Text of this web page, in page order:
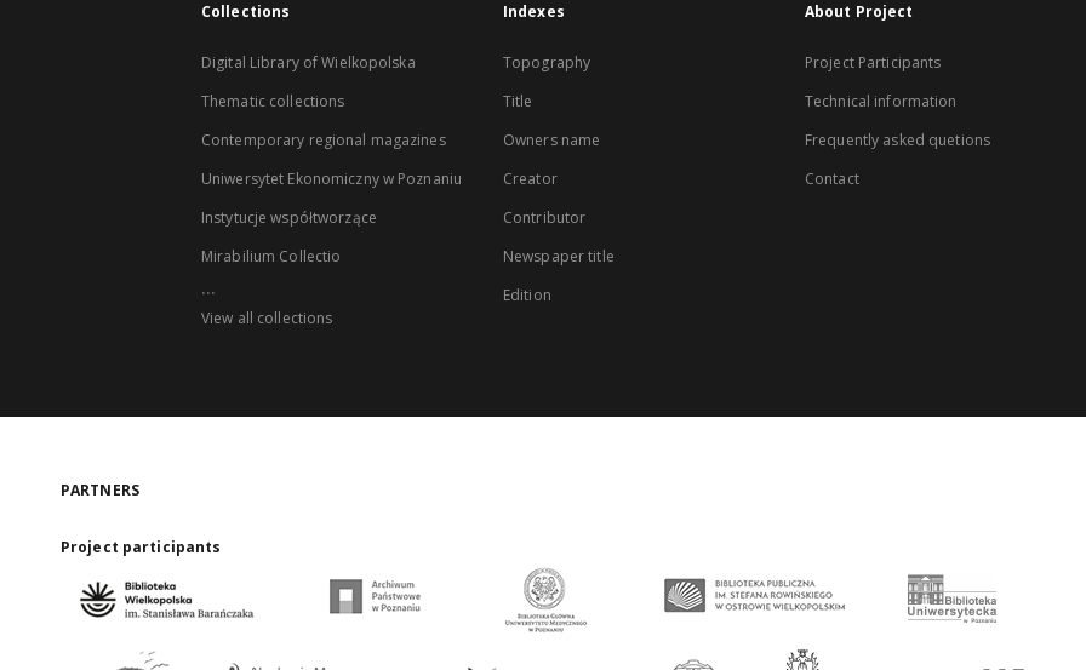
Collections
Digital Library of Wielkopolska
Thematic collections
Contemporary regional magazines
Uniwersytet Ekonomiczny w Poznaniu
Instytucje współtworzące
Mirabilium Collectio
...
View all collections
Indexes
Topography
Title
Owners name
Creator
Contributor
Newspaper title
Edition
About Project
Project Participants
Technical information
Frequently asked quetions
Contact
PARTNERS
Project participants